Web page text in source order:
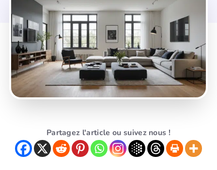
Partagez l'article ou suivez nous !